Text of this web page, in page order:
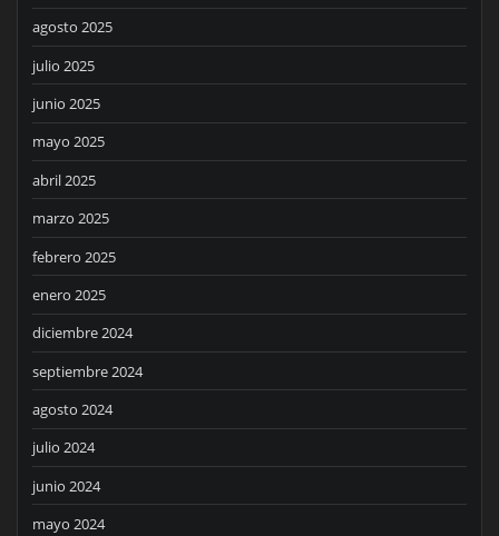
agosto 2025
julio 2025
junio 2025
mayo 2025
abril 2025
marzo 2025
febrero 2025
enero 2025
diciembre 2024
septiembre 2024
agosto 2024
julio 2024
junio 2024
mayo 2024